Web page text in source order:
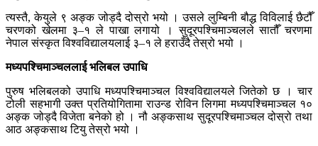
त्यस्तै, केयुले ९ अङ्क जोड्दै दोस्रो भयो । उसले लुम्बिनी बौद्ध विविलाई छैटौँ
चरणको खेलमा ३–१ ले पाखा लगायो । सुदूरपश्चिमाञ्चलले सातौँ चरणमा
नेपाल संस्कृत विश्वविद्यालयलाई ३–१ ले हराउँदै तेस्रो भयो ।
मध्यपश्चिमाञ्चललाई भलिबल उपाधि
पुरुष भलिबलको उपाधि मध्यपश्चिमाञ्चल विश्वविद्यालयले जितेको छ । चार
टोली सहभागी उक्त प्रतियोगितामा राउन्ड रोविन लिगमा मध्यपश्चिमाञ्चल १०
अङ्क जोड्दै विजेता बनेको हो । नौ अङ्कसाथ सुदूरपश्चिमाञ्चल दोस्रो तथा
आठ अङ्कसाथ टियु तेस्रो भयो ।